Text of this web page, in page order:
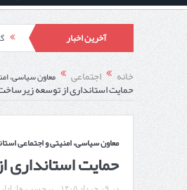
آخرین اخبار
خانه اجتماعی معاون سیاسی،
حمایت استانداری از توسعه
معاون سیاسی، امنیتی و اجتماعی
حمایت استانداری